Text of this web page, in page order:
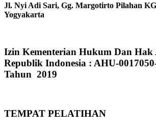
Jl. Nyi Adi Sari, Gg. Margotirto Pilahan
Yogyakarta
Izin Kementerian Hukum Dan Hak
Republik Indonesia : AHU-
Tahun 2019
TEMPAT PELATIHAN